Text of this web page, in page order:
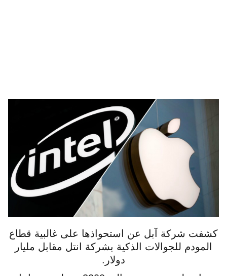
كشفت شركة آبل عن استحواذها على غالبية قطاع
المودم للجوالات الذكية بشركة انتل مقابل مليار
دولار.